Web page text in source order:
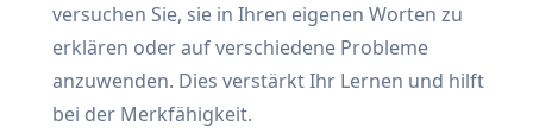
versuchen Sie, sie in Ihren eigenen Worten zu
erklären oder auf verschiedene Probleme
anzuwenden. Dies verstärkt Ihr Lernen und hilft
bei der Merkfähigkeit.